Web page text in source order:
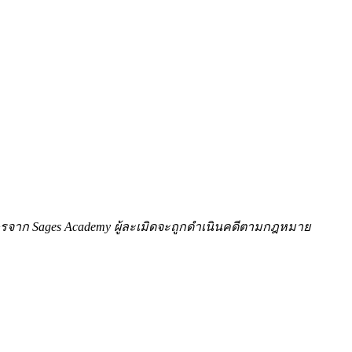
ก Sages Academy ผู้ละเมิดจะถูกดำเนินคดีตามกฎหมาย